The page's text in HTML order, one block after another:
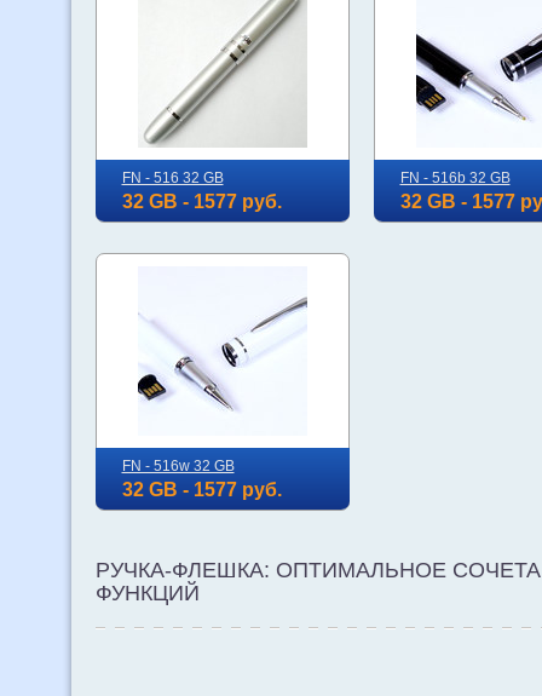
FN - 516 32 GB
32 GB - 1577 руб.
FN - 516b 32 GB
32 GB - 1577
FN - 516w 32 GB
32 GB - 1577 руб.
РУЧКА-ФЛЕШКА: ОПТИМАЛЬНОЕ
ФУНКЦИЙ